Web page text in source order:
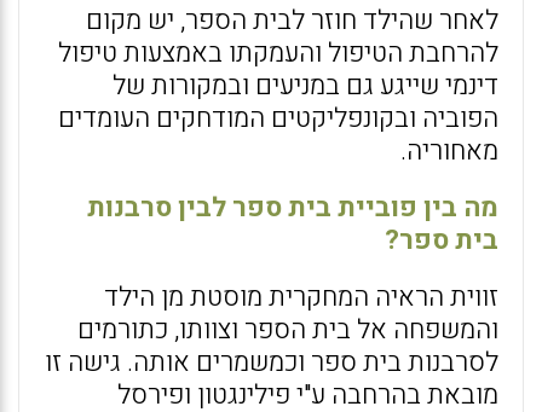
לאחר שהילד חוזר לבית הספר, יש מקום
להרחבת הטיפול והעמקתו באמצעות טיפול
דינמי שייגע גם במניעים ובמקורות של
הפוביה ובקונפליקטים המודחקים העומדים
מאחוריה.
מה בין פוביית בית ספר לבין סרבנות
בית ספר?
זווית הראיה המחקרית מוסטת מן הילד
והמשפחה אל בית הספר וצוותו, כתורמים
לסרבנות בית ספר וכמשמרים אותה. גישה זו
מובאת בהרחבה ע"י פילינגטון ופירסל